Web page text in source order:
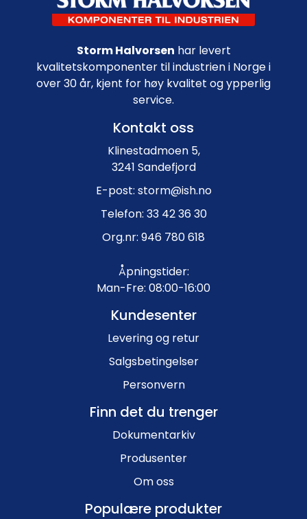
Storm Halvorsen har levert
kvalitetskomponenter til industrien i Norge i
over 30 år, kjent for høy kvalitet og ypperlig
service.
Kontakt oss
Klinestadmoen 5,
3241 Sandefjord
E-post: storm@ish.no
Telefon: 33 42 36 30
Org.nr: 946 780 618
Åpningstider:
Man-Fre: 08:00-16:00
Kundesenter
Levering og retur
Salgsbetingelser
Personvern
Finn det du trenger
Dokumentarkiv
Produsenter
Om oss
Populære produkter